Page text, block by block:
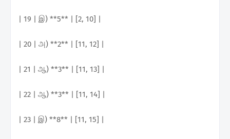
| 19 | இ) **5** | [2, 10] |
| 20 | அ) **2** | [11, 12] |
| 21 | ஆ) **3** | [11, 13] |
| 22 | ஆ) **3** | [11, 14] |
| 23 | இ) **8** | [11, 15] |